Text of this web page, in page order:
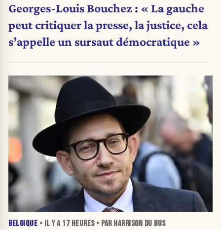
Georges-Louis Bouchez : « La gauche
peut critiquer la presse, la justice, cela
s’appelle un sursaut démocratique »
BELGIQUE • IL Y A 17 HEURES• PAR HARRISON DU BUS